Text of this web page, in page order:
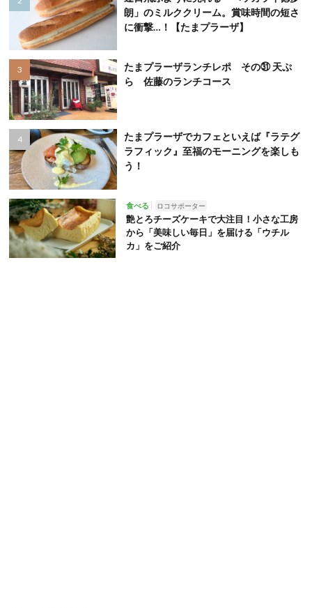
朗」のミルククリーム。賞味時間の短さ
に衝撃…！【たまプラーザ】
たまプラーザランチレポ その㉛ 天ぷ
ら 佐藤のランチコース
たまプラーザでカフェといえば『ラテグ
ラフィック』至福のモーニングを楽しも
う！
食べる ロコサポーター
艶とろチーズケーキで大注目！小さな工房
から「美味しい毎日」を届ける「ウチル
カ」をご紹介